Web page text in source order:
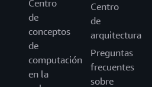
Centro
de
conceptos
de
computación
en la
Centro
de
arquitectura
Preguntas
frecuentes
sobre